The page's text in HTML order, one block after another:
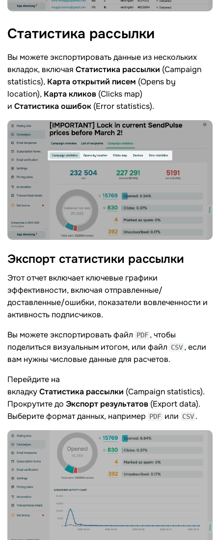
Статистика рассылки
Вы можете экспортировать данные из нескольких
вкладок, включая Статистика рассылки (Campaign
statistics), Карта открытий писем (Opens by
location), Карта кликов (Clicks map)
и Статистикаошибок (Error statistics).
Экспорт статистики рассылки
Этот отчет включает ключевые графики
эффективности, включая отправленные/
доставленные/ошибки, показатели вовлеченности и
активность подписчиков.
Вы можете экспортировать файл PDF , чтобы
поделиться визуальным итогом, или файл CSV , если
вам нужны числовые данные для расчетов.
Перейдите на
вкладкуСтатистика рассылки (Campaign statistics).
Прокрутите до Экспорт результатов (Export data).
Выберите формат данных, например PDF или CSV .